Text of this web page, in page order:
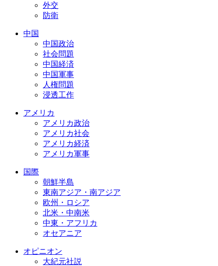
外交
防衛
中国
中国政治
社会問題
中国経済
中国軍事
人権問題
浸透工作
アメリカ
アメリカ政治
アメリカ社会
アメリカ経済
アメリカ軍事
国際
朝鮮半島
東南アジア・南アジア
欧州・ロシア
北米・中南米
中東・アフリカ
オセアニア
オピニオン
大紀元社説